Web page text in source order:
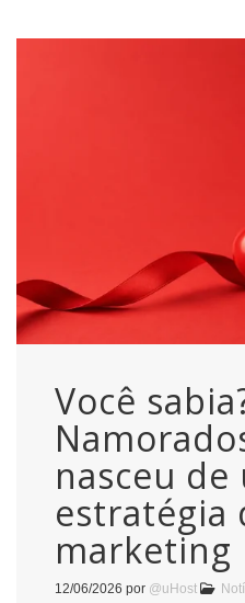
Você
nasceu de
estratégia
marketing
12/06/2026 por @uHost